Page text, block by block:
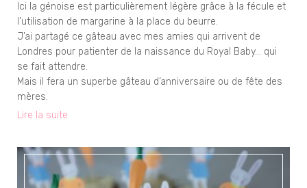
Ici la génoise est particulièrement légère grâce à la fécule et
l’utilisation de margarine à la place du beurre.
J’ai partagé ce gâteau avec mes amies qui arrivent de
Londres pour patienter de la naissance du Royal Baby… qui
se fait attendre.
Mais il fera un superbe gâteau d’anniversaire ou de fête des
mères.
Lire la suite